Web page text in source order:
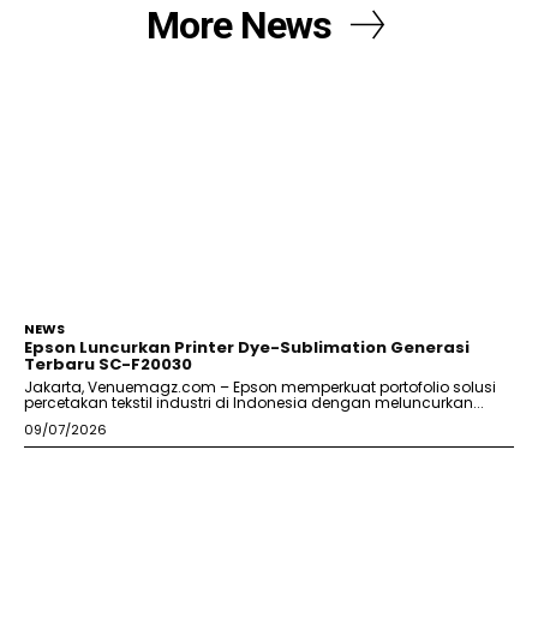
More News
NEWS
Epson Luncurkan Printer Dye-Sublimation Generasi
Terbaru SC-F20030
Jakarta, Venuemagz.com – Epson memperkuat portofolio solusi
percetakan tekstil industri di Indonesia dengan meluncurkan...
09/07/2026